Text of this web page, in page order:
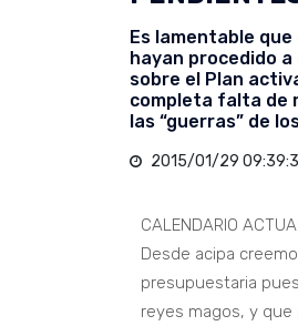
Es lamentable
hayan procedido
sobre el Plan
completa falta de
las “guerras” de
2015/01/29
CALENDARIO
Desde acipa
presupuestaria
reyes magos, y